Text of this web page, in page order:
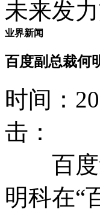
业界新闻
百度副总裁何
时间：
击：
百度集
明科在“